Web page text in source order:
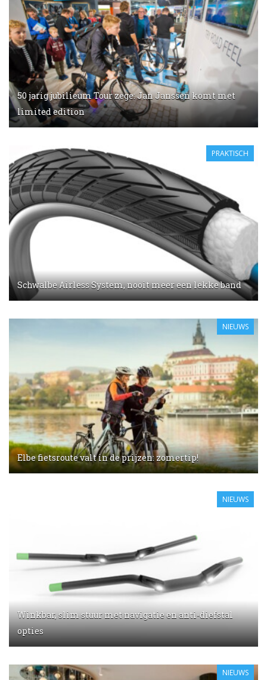
50 jarig jubilieum Tour zege: Jan Janssen komt met
limited edition
Schwalbe Airless System, nooit meer een lekke band
PRAKTISCH
Elbe fietsroute valt in de prijzen: zomertip!
NIEUWS
Winkbar, slim stuur met navigatie en anti-diefstal
opties
NIEUWS
NIEUWS